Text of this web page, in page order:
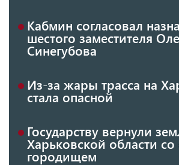
Кабмин согласовал
шестого заместителя
Синегубова
Из-за жары трасса на
стала опасной
Государству вернули
Харьковской области
городищем